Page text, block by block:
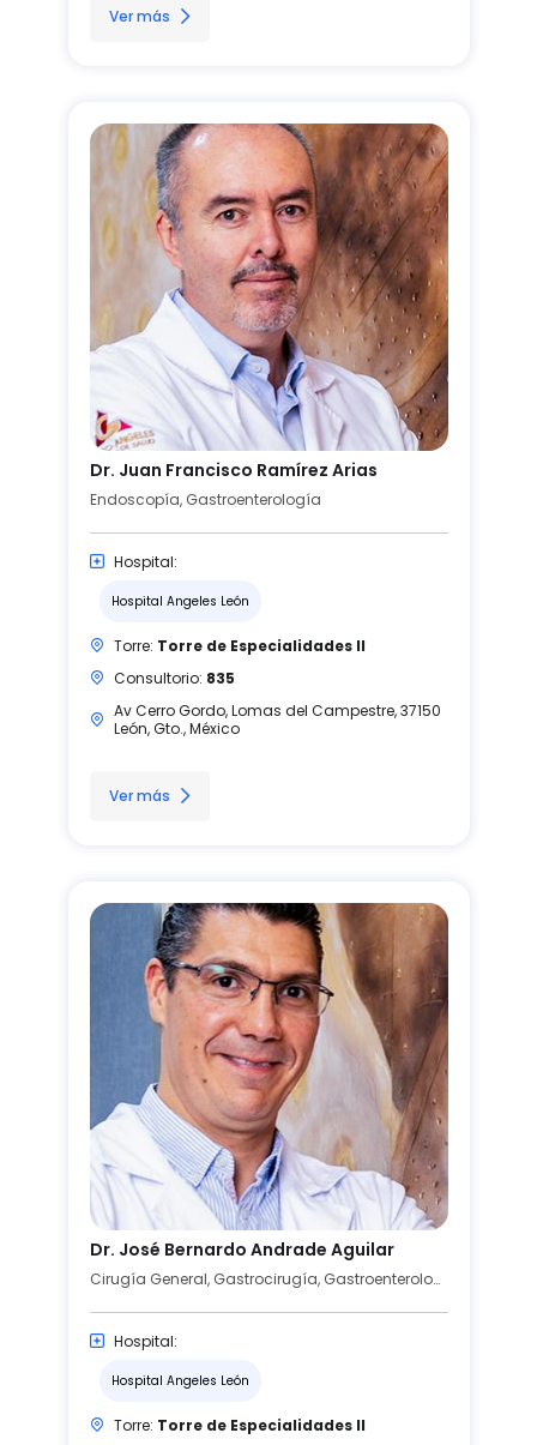
Ver más
Dr. Juan Francisco Ramírez Arias
Endoscopía, Gastroenterología
Hospital:
Hospital Angeles León
Torre: Torre de Especialidades II
Consultorio: 835
Av Cerro Gordo, Lomas del Campestre, 37150
León, Gto., México
Ver más
Dr. José Bernardo Andrade Aguilar
Cirugía General, Gastrocirugía, Gastroenterología
Hospital:
Hospital Angeles León
Torre: Torre de Especialidades II